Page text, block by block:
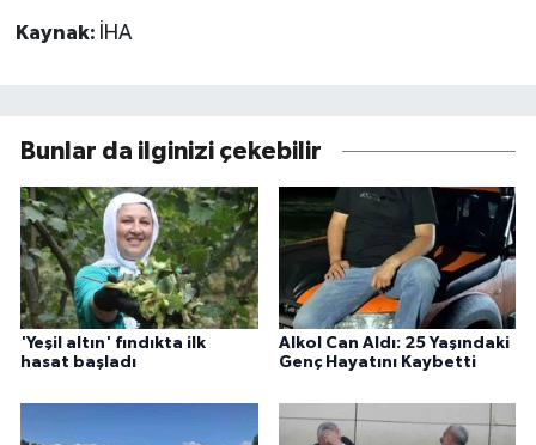
Kaynak: İHA
Bunlar da ilginizi çekebilir
'Yeşil altın' fındıkta ilk
hasat başladı
Alkol Can Aldı: 25 Yaşındaki
Genç Hayatını Kaybetti